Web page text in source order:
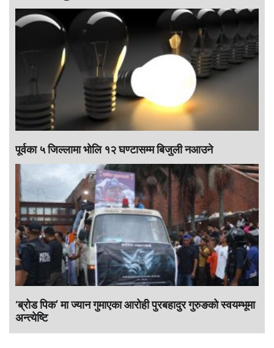
पूर्वका ५ जिल्लामा भाेलि १२ घण्टासम्म बिजुली नआउने
‘ब्रोड पिक’ मा ज्यान गुमाएका आराेही पुरबहादुर गुरुङको स्वयम्भूमा
अन्त्येष्टि